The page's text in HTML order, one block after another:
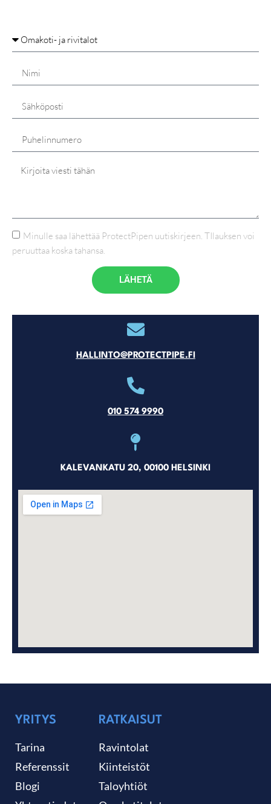
Minulle saa lähettää ProtectPipen uutiskirjeen. TIlauksen voi
peruuttaa koska tahansa.
LÄHETÄ
HALLINTO@PROTECTPIPE.FI
010 574 9990
KALEVANKATU 20, 00100 HELSINKI
YRITYS
Tarina
Referenssit
Blogi
RATKAISUT
Ravintolat
Kiinteistöt
Taloyhtiöt